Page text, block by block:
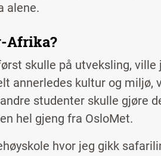
alene.
Afrika?
skulle på utveksling,
annerledes kultur og miljø,
studenter skulle gjøre
hel gjeng fra OsloMet.
hvor jeg gikk